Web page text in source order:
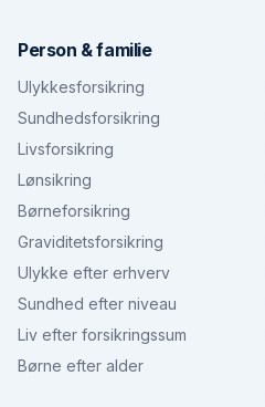
Person & familie
Ulykkesforsikring
Sundhedsforsikring
Livsforsikring
Lønsikring
Børneforsikring
Graviditetsforsikring
Ulykke efter erhverv
Sundhed efter niveau
Liv efter forsikringssum
Børne efter alder